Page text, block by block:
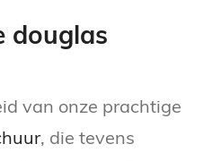
douglas
van onze prachtige
, die tevens